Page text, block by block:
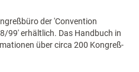
der 'Convention
99' erhältlich. Das Handbuch in
über circa 200 Kongreß-